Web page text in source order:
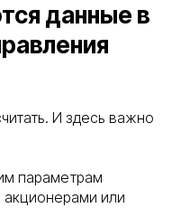
данные в
И здесь важно
параметрам
или